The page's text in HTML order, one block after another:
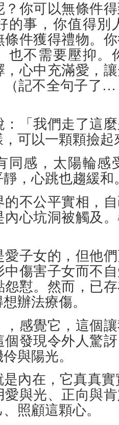
？你可以無條件
的事，你值得別
條件獲得禮物。
也不需要壓抑。
，心中充滿愛，
記不全句子了
：「我們走了這
可以一顆顆撿起
同感，太陽輪感
，心跳也趨緩和
的不公平實相，
內心坑洞被觸及
愛子女的，但他
中傷害子女而不
怨懟。然而，已
辦法療傷。
，感覺它，這個
個發現令外人驚
與陽光。
內在，它真真
愛與光、正向與
照顧這顆心。